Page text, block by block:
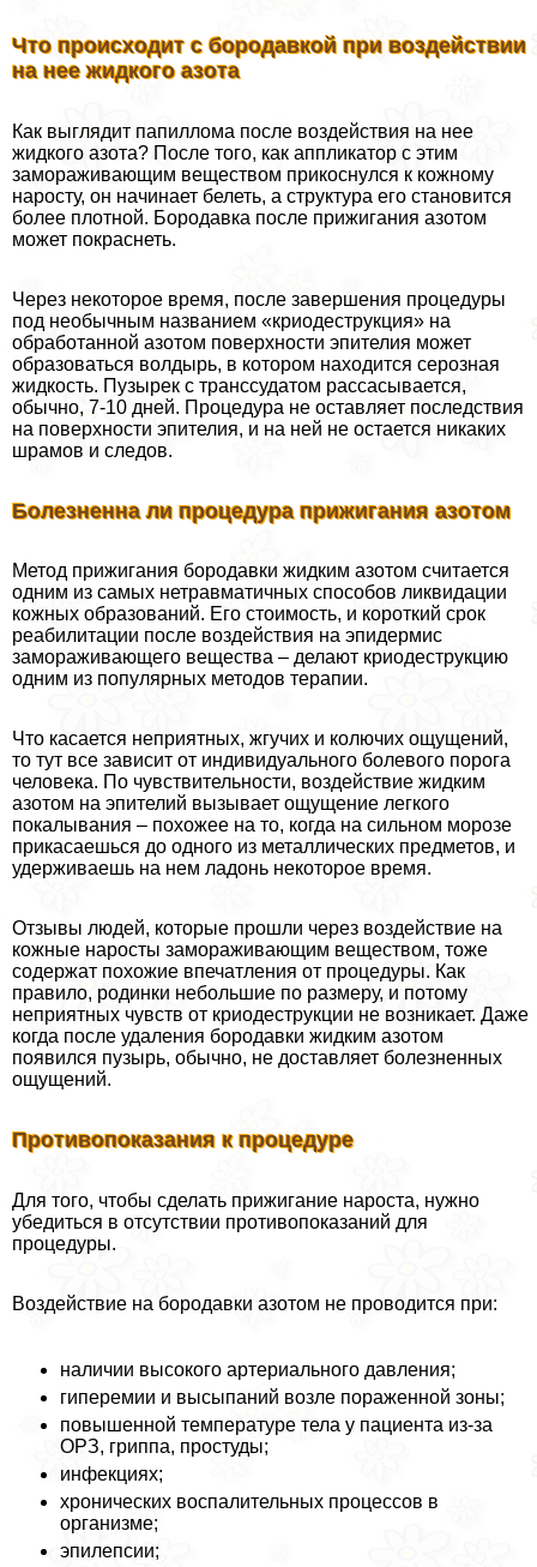
Что происходит с бородавкой при воздействии
на нее жидкого азота
Как выглядит папиллома после воздействия на нее
жидкого азота? После того, как аппликатор с этим
замораживающим веществом прикоснулся к кожному
наросту, он начинает белеть, а структура его становится
более плотной. Бородавка после прижигания азотом
может покраснеть.
Через некоторое время, после завершения процедуры
под необычным названием «криодеструкция» на
обработанной азотом поверхности эпителия может
образоваться волдырь, в котором находится серозная
жидкость. Пузырек с трaнcсудатом рассасывается,
обычно, 7-10 дней. Процедypa не оставляет последствия
на поверхности эпителия, и на ней не остается никаких
шрамов и следов.
Болезненна ли процедypa прижигания азотом
Метод прижигания бородавки жидким азотом считается
одним из самых нетравматичных способов ликвидации
кожных образований. Его стоимость, и короткий срок
реабилитации после воздействия на эпидермис
замораживающего вещества – делают криодеструкцию
одним из популярных методов терапии.
Что касается неприятных, жгучих и колючих ощущений,
то тут все зависит от индивидуального болевого порога
человека. По чувствительности, воздействие жидким
азотом на эпителий вызывает ощущение легкого
покалывания – похожее на то, когда на сильном морозе
прикасаешься до одного из металлических предметов, и
удерживаешь на нем ладонь некоторое время.
Отзывы людей, которые прошли через воздействие на
кожные наросты замораживающим веществом, тоже
содержат похожие впечатления от процедуры. Как
правило, родинки небольшие по размеру, и потому
неприятных чувств от криодеструкции не возникает. Даже
когда после удаления бородавки жидким азотом
появился пузырь, обычно, не доставляет болезненных
ощущений.
Противопоказания к процедуре
Для того, чтобы сделать прижигание нароста, нужно
убедиться в отсутствии противопоказаний для
процедуры.
Воздействие на бородавки азотом не проводится при:
наличии высокого артериального давления;
гиперемии и высыпаний возле пораженной зоны;
повышенной температуре тела у пациента из-за
ОРЗ, гриппа, простуды;
инфекциях;
хронических воспалительных процессов в
организме;
эпилепсии;